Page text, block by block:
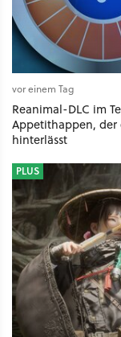
vor einem Tag
Reanimal-DLC im
Appetithappen, der
hinterlässt
PLUS